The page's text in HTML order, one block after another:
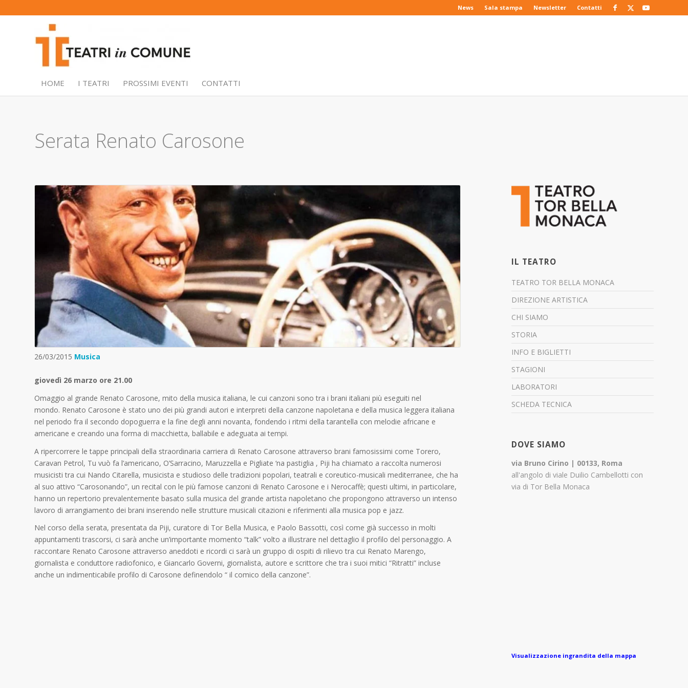
News Sala stampa Newsletter Contatti
HOME I TEATRI PROSSIMI EVENTI CONTATTI
Serata Renato Carosone
26/03/2015 Musica
giovedì 26 marzo ore 21.00
Omaggio al grande Renato Carosone, mito della musica italiana, le cui canzoni sono tra i brani italiani più eseguiti nel
mondo. Renato Carosone è stato uno dei più grandi autori e interpreti della canzone napoletana e della musica leggera italiana
nel periodo fra il secondo dopoguerra e la fine degli anni novanta, fondendo i ritmi della tarantella con melodie africane e
americane e creando una forma di macchietta, ballabile e adeguata ai tempi.
A ripercorrere le tappe principali della straordinaria carriera di Renato Carosone attraverso brani famosissimi come Torero,
Caravan Petrol, Tu vuò fa l’americano, O’Sarracino, Maruzzella e Pigliate ‘na pastiglia , Piji ha chiamato a raccolta numerosi
musicisti tra cui Nando Citarella, musicista e studioso delle tradizioni popolari, teatrali e coreutico-musicali mediterranee, che ha
al suo attivo “Carosonando”, un recital con le più famose canzoni di Renato Carosone e i Nerocaffè; questi ultimi, in particolare,
hanno un repertorio prevalentemente basato sulla musica del grande artista napoletano che propongono attraverso un intenso
lavoro di arrangiamento dei brani inserendo nelle strutture musicali citazioni e riferimenti alla musica pop e jazz.
Nel corso della serata, presentata da Piji, curatore di Tor Bella Musica, e Paolo Bassotti, così come già successo in molti
appuntamenti trascorsi, ci sarà anche un’importante momento “talk” volto a illustrare nel dettaglio il profilo del personaggio. A
raccontare Renato Carosone attraverso aneddoti e ricordi ci sarà un gruppo di ospiti di rilievo tra cui Renato Marengo,
giornalista e conduttore radiofonico, e Giancarlo Governi, giornalista, autore e scrittore che tra i suoi mitici “Ritratti” incluse
anche un indimenticabile profilo di Carosone definendolo “ il comico della canzone”.
IL TEATRO
TEATRO TOR BELLA MONACA
DIREZIONE ARTISTICA
CHI SIAMO
STORIA
INFO E BIGLIETTI
STAGIONI
LABORATORI
SCHEDA TECNICA
DOVE SIAMO
via Bruno Cirino | 00133, Roma
all'angolo di viale Duilio Cambellotti con
via di Tor Bella Monaca
Visualizzazione ingrandita della mappa